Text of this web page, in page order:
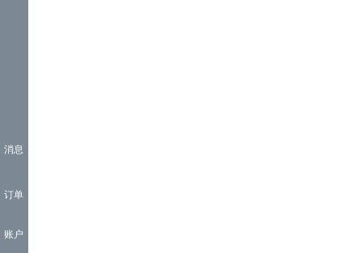
消息
订单
账户